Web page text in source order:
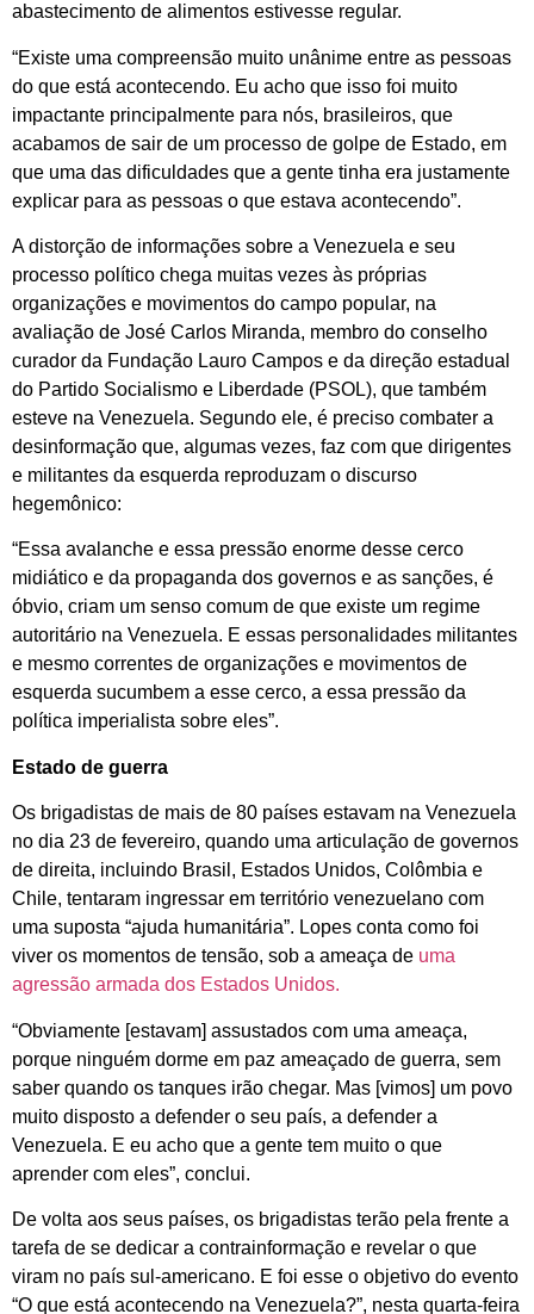
abastecimento de alimentos estivesse regular.
“Existe uma compreensão muito unânime entre as pessoas
do que está acontecendo. Eu acho que isso foi muito
impactante principalmente para nós, brasileiros, que
acabamos de sair de um processo de golpe de Estado, em
que uma das dificuldades que a gente tinha era justamente
explicar para as pessoas o que estava acontecendo”.
A distorção de informações sobre a Venezuela e seu
processo político chega muitas vezes às próprias
organizações e movimentos do campo popular, na
avaliação de José Carlos Miranda, membro do conselho
curador da Fundação Lauro Campos e da direção estadual
do Partido Socialismo e Liberdade (PSOL), que também
esteve na Venezuela. Segundo ele, é preciso combater a
desinformação que, algumas vezes, faz com que dirigentes
e militantes da esquerda reproduzam o discurso
hegemônico:
“Essa avalanche e essa pressão enorme desse cerco
midiático e da propaganda dos governos e as sanções, é
óbvio, criam um senso comum de que existe um regime
autoritário na Venezuela. E essas personalidades militantes
e mesmo correntes de organizações e movimentos de
esquerda sucumbem a esse cerco, a essa pressão da
política imperialista sobre eles”.
Estado de guerra
Os brigadistas de mais de 80 países estavam na Venezuela
no dia 23 de fevereiro, quando uma articulação de governos
de direita, incluindo Brasil, Estados Unidos, Colômbia e
Chile, tentaram ingressar em território venezuelano com
uma suposta “ajuda humanitária”. Lopes conta como foi
viver os momentos de tensão, sob a ameaça de uma
agressão armada dos Estados Unidos.
“Obviamente [estavam] assustados com uma ameaça,
porque ninguém dorme em paz ameaçado de guerra, sem
saber quando os tanques irão chegar. Mas [vimos] um povo
muito disposto a defender o seu país, a defender a
Venezuela. E eu acho que a gente tem muito o que
aprender com eles”, conclui.
De volta aos seus países, os brigadistas terão pela frente a
tarefa de se dedicar a contrainformação e revelar o que
viram no país sul-americano. E foi esse o objetivo do evento
“O que está acontecendo na Venezuela?”, nesta quarta-feira